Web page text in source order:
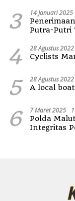
3 14 Januari 2025
Putra-Putri
4 28 Agustus 2022
Cyclists
5 28 Agustus 2022
A local
6 7 Maret 2025
Polda
Integritas